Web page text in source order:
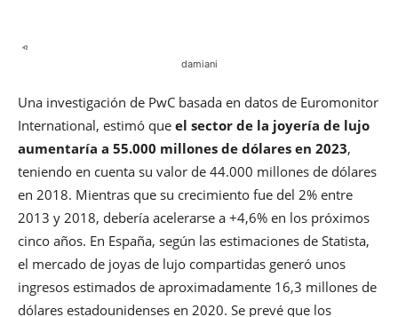
damiani
Una investigación de PwC basada en datos de Euromonitor
International, estimó que el sector de la joyería de lujo
aumentaría a 55.000 millones de dólares en 2023,
teniendo en cuenta su valor de 44.000 millones de dólares
en 2018. Mientras que su crecimiento fue del 2% entre
2013 y 2018, debería acelerarse a +4,6% en los próximos
cinco años. En España, según las estimaciones de Statista,
el mercado de joyas de lujo compartidas generó unos
ingresos estimados de aproximadamente 16,3 millones de
dólares estadounidenses en 2020. Se prevé que los